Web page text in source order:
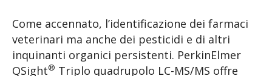
Come accennato, l’identificazione dei farmaci
veterinari ma anche dei pesticidi e di altri
inquinanti organici persistenti. PerkinElmer
QSight® Triplo quadrupolo LC-MS/MS offre